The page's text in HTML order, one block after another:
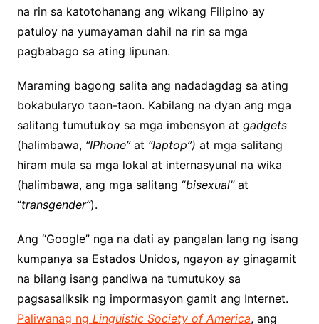
na rin sa katotohanang ang wikang Filipino ay
patuloy na yumayaman dahil na rin sa mga
pagbabago sa ating lipunan.
Maraming bagong salita ang nadadagdag sa ating
bokabularyo taon-taon. Kabilang na dyan ang mga
salitang tumutukoy sa mga imbensyon at gadgets
(halimbawa,“IPhone” at “laptop”) at mga salitang
hiram mula sa mga lokal at internasyunal na wika
(halimbawa, ang mga salitang “bisexual”at
“transgender”).
Ang “Google” nga na dati ay pangalan lang ng isang
kumpanya sa Estados Unidos, ngayon ay ginagamit
na bilang isang pandiwa na tumutukoy sa
pagsasaliksik ng impormasyon gamit ang Internet.
Paliwanag ng Linguistic Society of America, ang